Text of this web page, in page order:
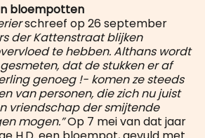
bloempotten
schreef op 26 september
der Kattenstraat blijken
te hebben. Althans wordt
dat de stukken er af
genoeg !- komen ze steeds
van personen, die zich nu juist
vriendschap der smijtende
mogen.”Op 7 mei van dat jaar